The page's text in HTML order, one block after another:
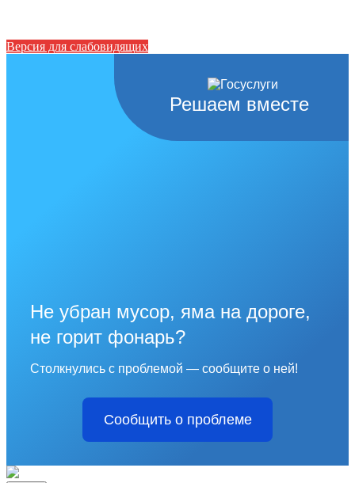
Версия для слабовидящих
Решаем вместе
Не убран мусор, яма на дороге,
не горит фонарь?
Столкнулись с проблемой — сообщите о ней!
Сообщить о проблеме